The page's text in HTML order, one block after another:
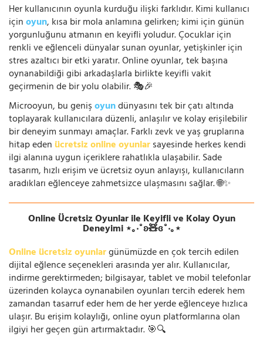
Her kullanıcının oyunla kurduğu ilişki farklıdır. Kimi kullanıcı
içinoyun, kısa bir mola anlamına gelirken; kimi için günün
yorgunluğunu atmanın en keyifli yoludur. Çocuklar için
renkli ve eğlenceli dünyalar sunan oyunlar, yetişkinler için
stres azaltıcı bir etki yaratır. Online oyunlar, tek başına
oynanabildiği gibi arkadaşlarla birlikte keyifli vakit
geçirmenin de bir yolu olabilir. 🎭🎉
Microoyun, bu genişoyundünyasını tek bir çatı altında
toplayarak kullanıcılara düzenli, anlaşılır ve kolay erişilebilir
bir deneyim sunmayı amaçlar. Farklı zevk ve yaş gruplarına
hitap eden ücretsiz online oyunlarsayesinde herkes kendi
ilgi alanına uygun içeriklere rahatlıkla ulaşabilir. Sade
tasarım, hızlı erişim ve ücretsiz oyun anlayışı, kullanıcıların
aradıkları eğlenceye zahmetsizce ulaşmasını sağlar. 🌐✨
Online Ücretsiz Oyunlar ile Keyifli ve Kolay Oyun
Deneyimi ⋆｡‧˚ʚ🧸ɞ˚‧｡⋆
Online ücretsiz oyunlargünümüzde en çok tercih edilen
dijital eğlence seçenekleri arasında yer alır. Kullanıcılar,
indirme gerektirmeden; bilgisayar, tablet ve mobil telefonlar
üzerinden kolayca oynanabilen oyunları tercih ederek hem
zamandan tasarruf eder hem de her yerde eğlenceye hızlıca
ulaşır. Bu erişim kolaylığı, online oyun platformlarına olan
ilgiyi her geçen gün artırmaktadır. 🎯🔍